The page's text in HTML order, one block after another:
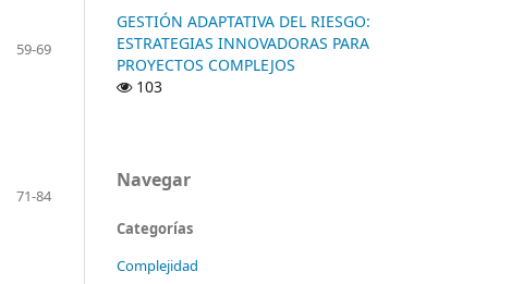
59-69
71-84
GESTIÓN ADAPTATIVA DEL RIESGO:
ESTRATEGIAS INNOVADORAS PARA
PROYECTOS COMPLEJOS
103
Navegar
Categorías
Complejidad